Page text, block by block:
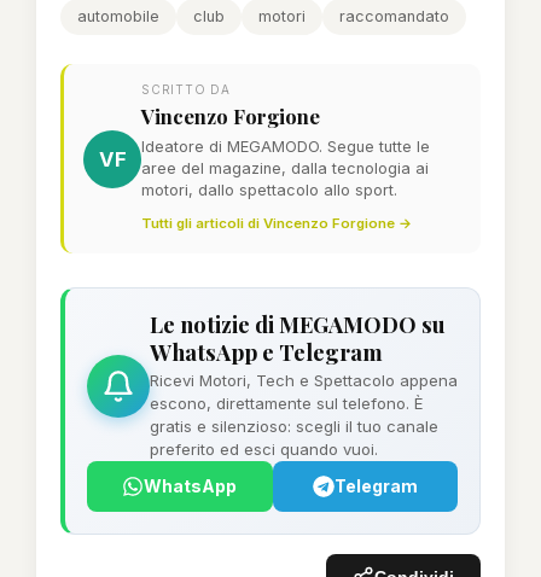
automobile club motori raccomandato
VF
SCRITTO DA
Vincenzo Forgione
Ideatore di MEGAMODO. Segue tutte le
aree del magazine, dalla tecnologia ai
motori, dallo spettacolo allo sport.
Tutti gli articoli di Vincenzo Forgione →
Le notizie di MEGAMODO su
WhatsApp e Telegram
Ricevi Motori, Tech e Spettacolo appena
escono, direttamente sul telefono. È
gratis e silenzioso: scegli il tuo canale
preferito ed esci quando vuoi.
WhatsApp Telegram